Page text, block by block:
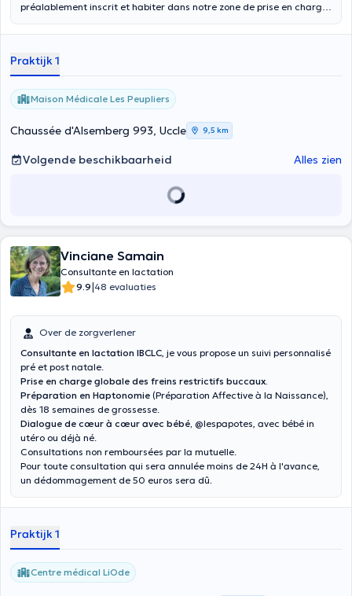
préalablement inscrit et habiter dans notre zone de prise en charge
Praktijk 1
Maison Médicale Les Peupliers
Chaussée d'Alsemberg 993, Uccle 9,5 km
Volgende beschikbaarheid Alles zien
Vinciane Samain
Consultante en lactation
9.9|48 evaluaties
Over de zorgverlener
Consultante en lactation IBCLC, je vous propose un suivi personnalisé
pré et post natale.
Prise en charge globale des freins restrictifs buccaux.
Préparation en Haptonomie (Préparation Affective à la Naissance),
dès 18 semaines de grossesse.
Dialogue de cœur à cœur avec bébé, @lespapotes, avec bébé in
utéro ou déjà né.
Consultations non remboursées par la mutuelle.
Pour toute consultation qui sera annulée moins de 24H à l'avance,
un dédommagement de 50 euros sera dû.
Praktijk 1
Centre médical LiOde